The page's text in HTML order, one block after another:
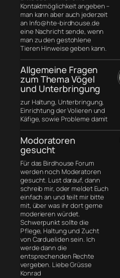
Kontaktmöglichkeit angeben –
man kann aber auch jederzeit
an Info@hte-birdhouse.de
eine Nachricht sende, wenn
man zu den gestohlene
Tieren Hinweise geben kann.
Allgemeine Fragen
zum Thema Vögel
und Unterbringung
zur Haltung, Unterbringung,
Einrichtung der Volieren und
Käfige, sowie Probleme damit
Modoratoren
gesucht
Für das Birdhouse Forum
werden noch Moderatoren
gesucht. Lust darauf, dann
schreib mir, oder meldet Euch
einfach an und teilt mir bitte
mit, über was ihr dort gerne
moderieren würdet.
Schwerpunkt sollte die
Pflege, Haltung und Zucht
von Cardueliden sein. Ich
werde dann die
entsprechenden Rechte
vergeben. Liebe Grüsse
Konrad